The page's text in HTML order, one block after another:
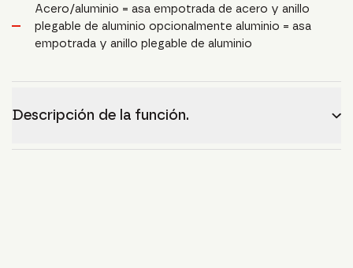
Acero/aluminio = asa empotrada de acero y anillo
plegable de aluminio opcionalmente aluminio = asa
empotrada y anillo plegable de aluminio
Descripción de la función.